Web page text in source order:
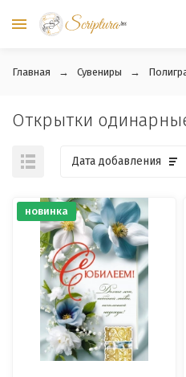
Главная Сувениры
Открытки
Дата добавления
новинка